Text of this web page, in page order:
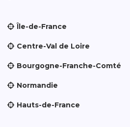
Île-de-France
Centre-Val de Loire
Bourgogne-Franche-Comté
Normandie
Hauts-de-France